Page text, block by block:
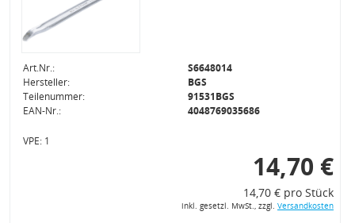
Art.Nr.:
S6648014
Hersteller:
BGS
Teilenummer:
91531BGS
EAN-Nr.:
4048769035686
VPE: 1
14,70 €
14,70 € pro Stück
inkl. gesetzl. MwSt., zzgl. Versandkosten